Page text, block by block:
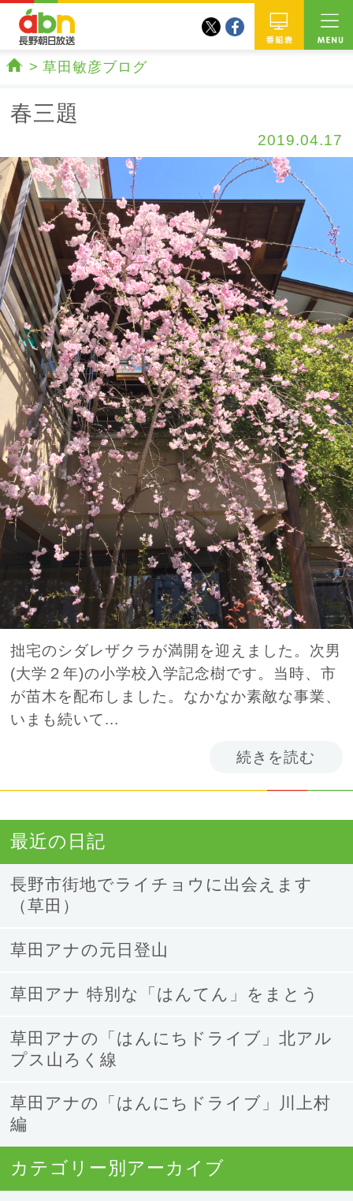
twitterfacebook
草田敏彦ブログ
春三題
2019.04.17
拙宅のシダレザクラが満開を迎えました。次男
(大学２年)の小学校入学記念樹です。当時、市
が苗木を配布しました。なかなか素敵な事業、
いまも続いて...
続きを読む
最近の日記
長野市街地でライチョウに出会えます
（草田）
草田アナの元日登山
草田アナ 特別な「はんてん」をまとう
草田アナの「はんにちドライブ」北アル
プス山ろく線
草田アナの「はんにちドライブ」川上村
編
カテゴリー別アーカイブ